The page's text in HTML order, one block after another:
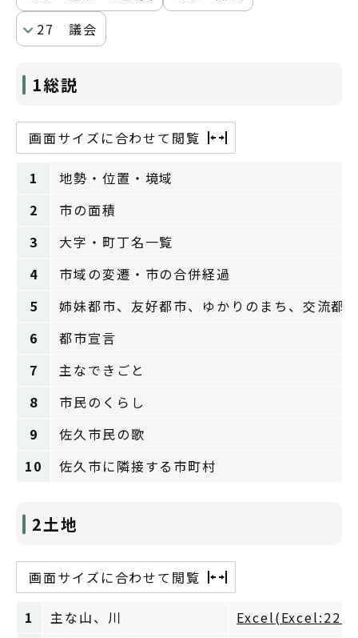
27 議会
1総説
画面サイズに合わせて閲覧
1
地勢・位置・境域
2
市の面積
3
大字・町丁名一覧
4
市域の変遷・市の合併経過
5
姉妹都市、友好都市、ゆかりのまち、交流
6
都市宣言
7
主なできごと
8
市民のくらし
9
佐久市民の歌
10
佐久市に隣接する市町村
2土地
画面サイズに合わせて閲覧
1 主な山、川